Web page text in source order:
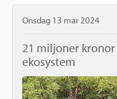
Onsdag 13 mar 2024
21 miljoner
ekosystem